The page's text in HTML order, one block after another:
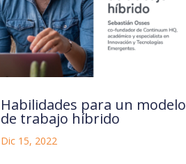
Habilidades para un modelo
de trabajo híbrido
Dic 15, 2022